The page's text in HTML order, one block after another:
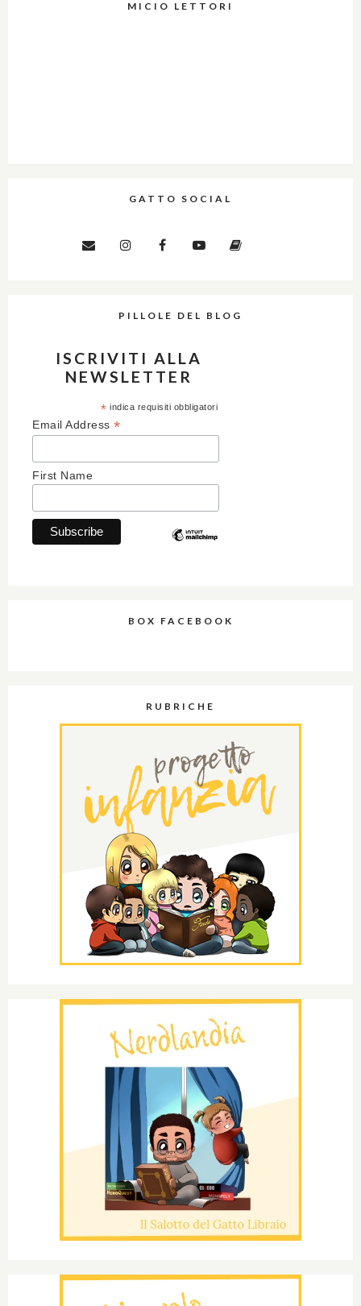
MICIO LETTORI
GATTO SOCIAL
PILLOLE DEL BLOG
ISCRIVITI ALLA
NEWSLETTER
* indica requisiti obbligatori
Email Address *
First Name
BOX FACEBOOK
RUBRICHE